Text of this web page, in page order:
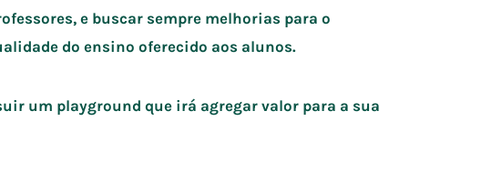
e buscar sempre melhorias para o
do ensino oferecido aos alunos.
um playground que irá agregar valor para a sua